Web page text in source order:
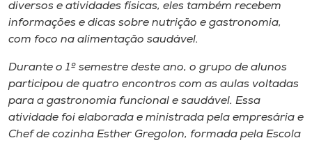
diversos e atividades físicas, eles também recebem
informações e dicas sobre nutrição e gastronomia,
com foco na alimentação saudável.
Durante o 1º semestre deste ano, o grupo de alunos
participou de quatro encontros com as aulas voltadas
para a gastronomia funcional e saudável. Essa
atividade foi elaborada e ministrada pela empresária e
Chef de cozinha Esther Gregolon, formada pela Escola